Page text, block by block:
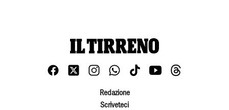
Redazione
Scriveteci